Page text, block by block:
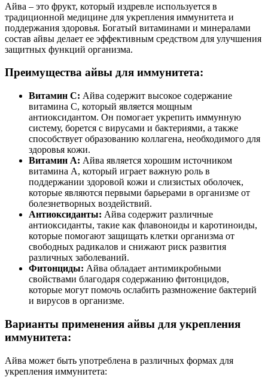
Айва – это фрукт, который издревле используется в
традиционной медицине для укрепления иммунитета и
поддержания здоровья. Богатый витаминами и минералами
состав айвы делает ее эффективным средством для улучшения
защитных функций организма.
Преимущества айвы для иммунитета:
Витамин С: Айва содержит высокое содержание
витамина С, который является мощным
антиоксидантом. Он помогает укрепить иммунную
систему, борется с вирусами и бактериями, а также
способствует образованию коллагена, необходимого для
здоровья кожи.
Витамин А: Айва является хорошим источником
витамина А, который играет важную роль в
поддержании здоровой кожи и слизистых оболочек,
которые являются первыми барьерами в организме от
болезнетворных воздействий.
Антиоксиданты: Айва содержит различные
антиоксиданты, такие как флавоноиды и каротиноиды,
которые помогают защищать клетки организма от
свободных радикалов и снижают риск развития
различных заболеваний.
Фитонциды: Айва обладает антимикробными
свойствами благодаря содержанию фитонцидов,
которые могут помочь ослабить размножение бактерий
и вирусов в организме.
Варианты применения айвы для укрепления
иммунитета:
Айва может быть употреблена в различных формах для
укрепления иммунитета: